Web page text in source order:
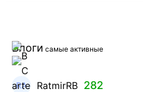
Блоги самые активные
RatmirRB 282